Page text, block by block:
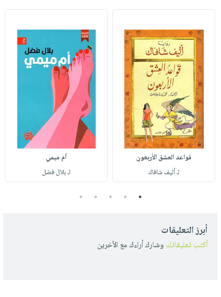
قواعد العشق الأربعون
لـ أليف شافاك
أم ميمي
لـ بلال فضل
1
2
3
4
5
أبرز التعليقات
أكتب تعليقاتك وشارك أراءك مع الأخرين